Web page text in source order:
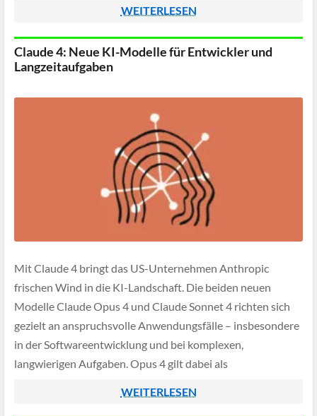
WEITERLESEN
Claude 4: Neue KI-Modelle für Entwickler und
Langzeitaufgaben
Mit Claude 4 bringt das US-Unternehmen Anthropic
frischen Wind in die KI-Landschaft. Die beiden neuen
Modelle Claude Opus 4 und Claude Sonnet 4 richten sich
gezielt an anspruchsvolle Anwendungsfälle – insbesondere
in der Softwareentwicklung und bei komplexen,
langwierigen Aufgaben. Opus 4 gilt dabei als
mehrstufige Automatisierungen in der […]
WEITERLESEN